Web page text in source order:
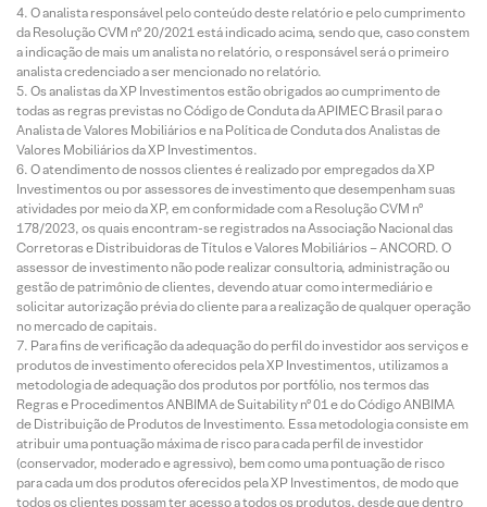
O analista responsável pelo conteúdo deste relatório e pelo cumprimento
da Resolução CVM nº 20/2021 está indicado acima, sendo que, caso constem
a indicação de mais um analista no relatório, o responsável será o primeiro
analista credenciado a ser mencionado no relatório.
Os analistas da XP Investimentos estão obrigados ao cumprimento de
todas as regras previstas no Código de Conduta da APIMEC Brasil para o
Analista de Valores Mobiliários e na Política de Conduta dos Analistas de
Valores Mobiliários da XP Investimentos.
O atendimento de nossos clientes é realizado por empregados da XP
Investimentos ou por assessores de investimento que desempenham suas
atividades por meio da XP, em conformidade com a Resolução CVM nº
178/2023, os quais encontram-se registrados na Associação Nacional das
Corretoras e Distribuidoras de Títulos e Valores Mobiliários – ANCORD. O
assessor de investimento não pode realizar consultoria, administração ou
gestão de patrimônio de clientes, devendo atuar como intermediário e
solicitar autorização prévia do cliente para a realização de qualquer operação
no mercado de capitais.
Para fins de verificação da adequação do perfil do investidor aos serviços e
produtos de investimento oferecidos pela XP Investimentos, utilizamos a
metodologia de adequação dos produtos por portfólio, nos termos das
Regras e Procedimentos ANBIMA de Suitability nº 01 e do Código ANBIMA
de Distribuição de Produtos de Investimento. Essa metodologia consiste em
atribuir uma pontuação máxima de risco para cada perfil de investidor
(conservador, moderado e agressivo), bem como uma pontuação de risco
para cada um dos produtos oferecidos pela XP Investimentos, de modo que
todos os clientes possam ter acesso a todos os produtos, desde que dentro